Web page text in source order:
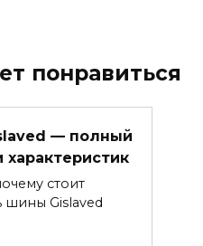
понравиться
— полный
стоит
шины Gislaved